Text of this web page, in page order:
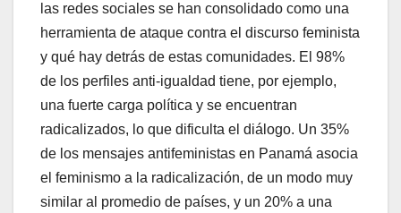
las redes sociales se han consolidado como una
herramienta de ataque contra el discurso feminista
y qué hay detrás de estas comunidades. El 98%
de los perfiles anti-igualdad tiene, por ejemplo,
una fuerte carga política y se encuentran
radicalizados, lo que dificulta el diálogo. Un 35%
de los mensajes antifeministas en Panamá asocia
el feminismo a la radicalización, de un modo muy
similar al promedio de países, y un 20% a una